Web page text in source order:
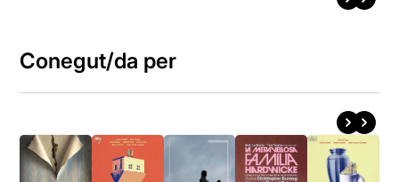
Conegut/da per